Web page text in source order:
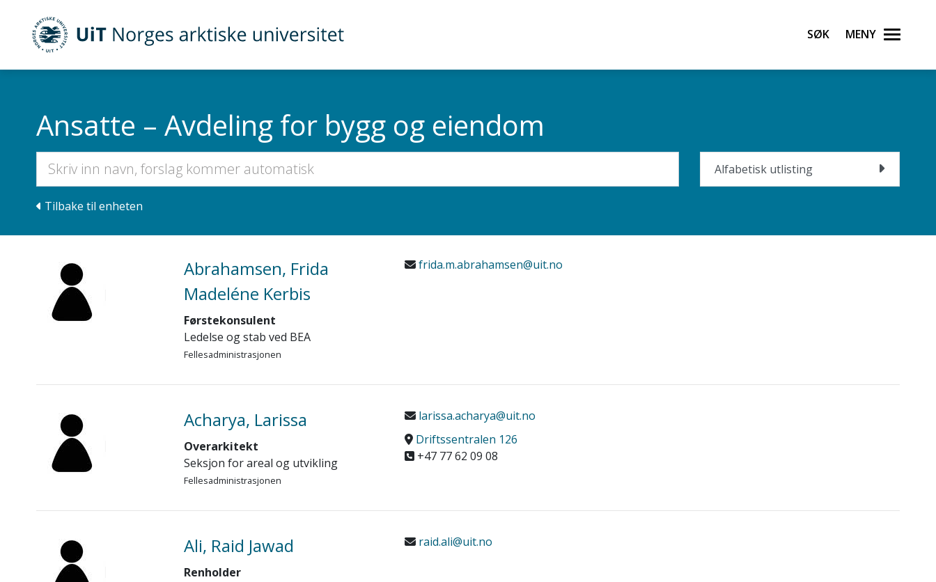
Gå til hovedinnhold
UiT Norges arktiske universitet Søk Meny
Ansatte – Avdeling for bygg og eiendom
Alfabetisk utlisting
Tilbake til enheten
Abrahamsen, Frida
Madeléne Kerbis
Førstekonsulent
Ledelse og stab ved BEA
Fellesadministrasjonen
frida.m.abrahamsen@uit.no
Acharya, Larissa
Overarkitekt
Seksjon for areal og utvikling
Fellesadministrasjonen
larissa.acharya@uit.no
Driftssentralen 126
+47 77 62 09 08
Ali, Raid Jawad
Renholder
raid.ali@uit.no